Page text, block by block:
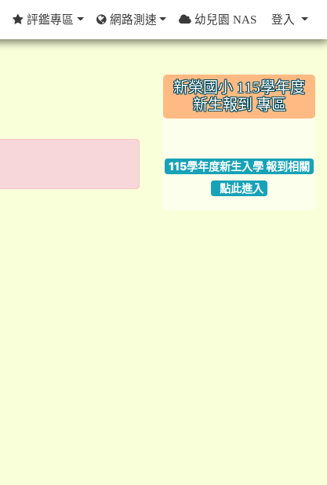
:::
新榮國小 115學年度
新生報到 專區
115學年度新生入學 報到相關
點此進入
評鑑專區 網路測速 幼兒園 NAS 登入